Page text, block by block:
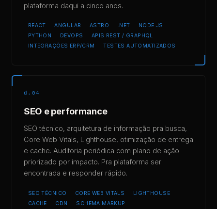
plataforma daqui a cinco anos.
REACT ANGULAR ASTRO .NET
NODE.JS
PYTHON
DEVOPS
APIS REST / GRAPHQL
INTEGRAÇÕES ERP/CRM
TESTES AUTOMATIZADOS
d.04
SEO e performance
SEO técnico, arquitetura de informação pra busca,
Core Web Vitals, Lighthouse, otimização de entrega
e cache. Auditoria periódica com plano de ação
priorizado por impacto. Pra plataforma ser
encontrada e responder rápido.
SEO TÉCNICO CORE WEB VITALS
LIGHTHOUSE
CACHE
CDN
SCHEMA MARKUP